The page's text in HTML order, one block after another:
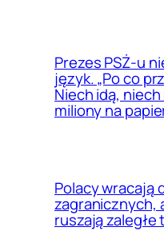
Prezes PSŻ-u
język. „Po co
Niech idą,
miliony na
Polacy wracają
zagranicznych,
ruszają zaległe